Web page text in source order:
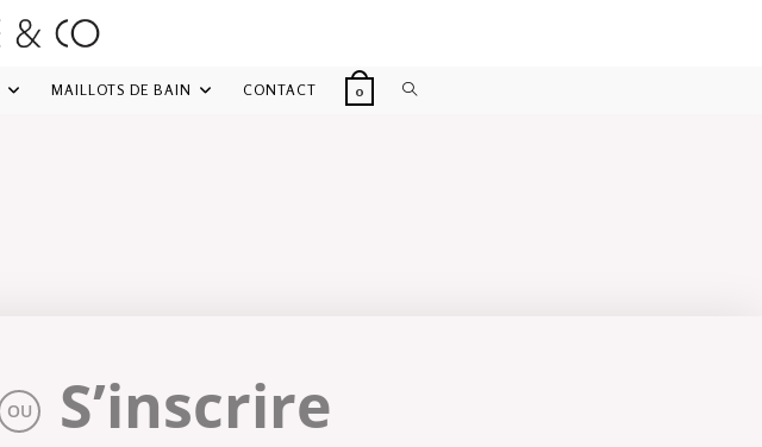
MAILLOTS DE BAIN CONTACT 0 TOGGLE
OU S’inscrire